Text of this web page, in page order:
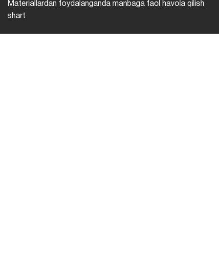
Materiallardan foydalanganda manbaga faol havola qilish
shart